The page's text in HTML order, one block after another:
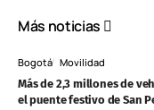
Más noticias
Bogotá Movilidad
Más de 2,3 millones de
el puente festivo de San